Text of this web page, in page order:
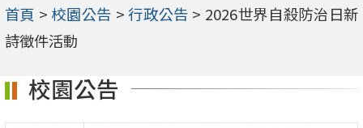
內
容
首頁 > 校園公告 > 行政公告 > 2026世界自殺防治日新
詩徵件活動
校園公告